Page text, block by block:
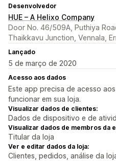
Desenvolvedor
HUE – A Helixo Company
Door No. 46/509A, Puthiya
Thaikkavu Junction, Vennala,
Lançado
5 de março de 2020
Acesso aos dados
Este app precisa de acesso
funcionar em sua loja.
Visualizar dados de clientes:
Dados de dispositivo e de
Visualizar dados de membros da
Titular da loja
Ver e editar dados da loja:
Clientes, pedidos, análise da